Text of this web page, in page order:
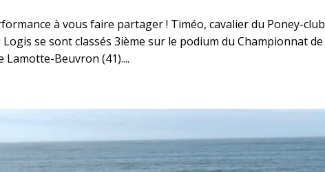
à vous faire partager ! Timéo, cavalier du Poney-club
se sont classés 3ième sur le podium du Championnat de
Lamotte-Beuvron (41)....